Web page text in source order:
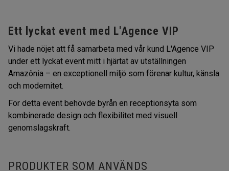
Ett lyckat event med L'Agence VIP
Vi hade nöjet att få samarbeta med vår kund L'Agence VIP
under ett lyckat event mitt i hjärtat av utställningen
Amazônia – en exceptionell miljö som förenar kultur, känsla
och modernitet.
För detta event behövde byrån en receptionsyta som
kombinerade design och flexibilitet med visuell
genomslagskraft.
PRODUKTER SOM ANVÄNDS